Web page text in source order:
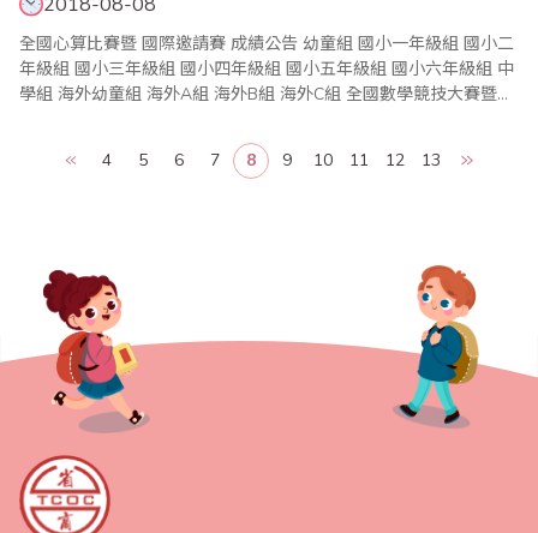
全國心算比賽暨 國際邀請賽 成績公告 幼童組 國小一年級組 國小二
年級組 國小三年級組 國小四年級組 國小五年級組 國小六年級組 中
學組 海外幼童組 海外A組 海外B組 海外C組 全國數學競技大賽暨國
4
5 6 7 8 9 10 11 12 13